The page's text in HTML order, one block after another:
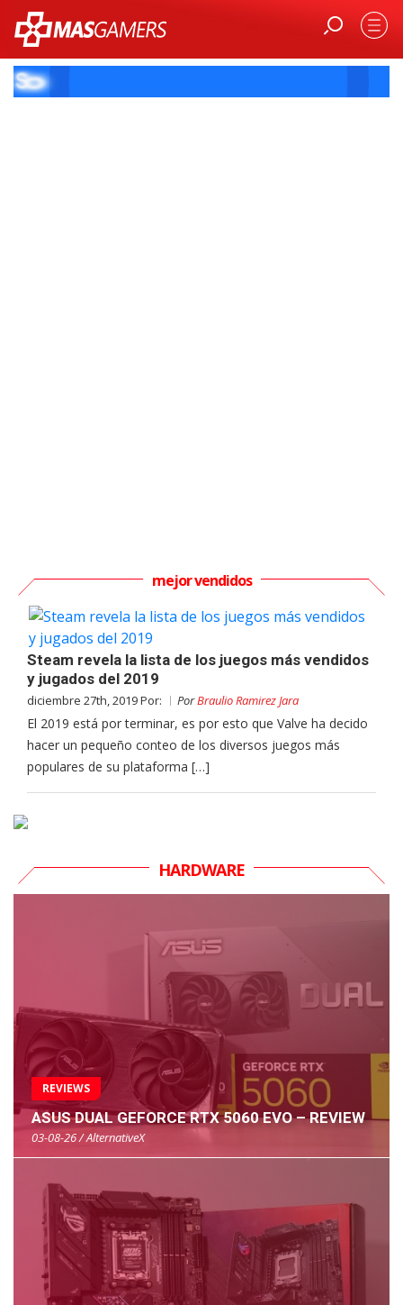
mejor vendidos
Steam revela la lista de los juegos más vendidos
y jugados del 2019
diciembre 27th, 2019 Por: PorBraulio Ramirez Jara
El 2019 está por terminar, es por esto que Valve ha decido
hacer un pequeño conteo de los diversos juegos más
populares de su plataforma […]
HARDWARE
REVIEWS
ASUS DUAL GEFORCE RTX 5060 EVO – REVIEW
03-08-26 / AlternativeX